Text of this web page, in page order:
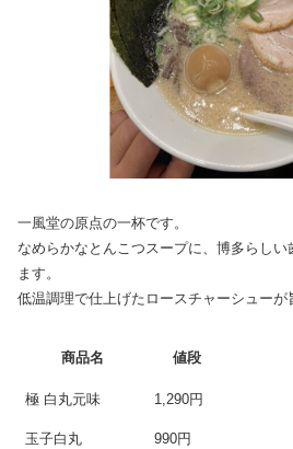
一風堂の原点の一杯です。
なめらかなとんこつスープに、博多らし
ます。
低温調理で仕上げたロースチャーシューが
商品名 値段
極 白丸元味 1,290円
玉子白丸 990円